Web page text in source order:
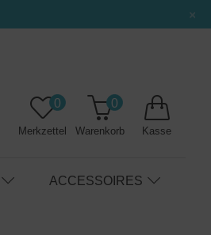
×
Merkzettel
0
Warenkorb
0
Kasse
ACCESSOIRES